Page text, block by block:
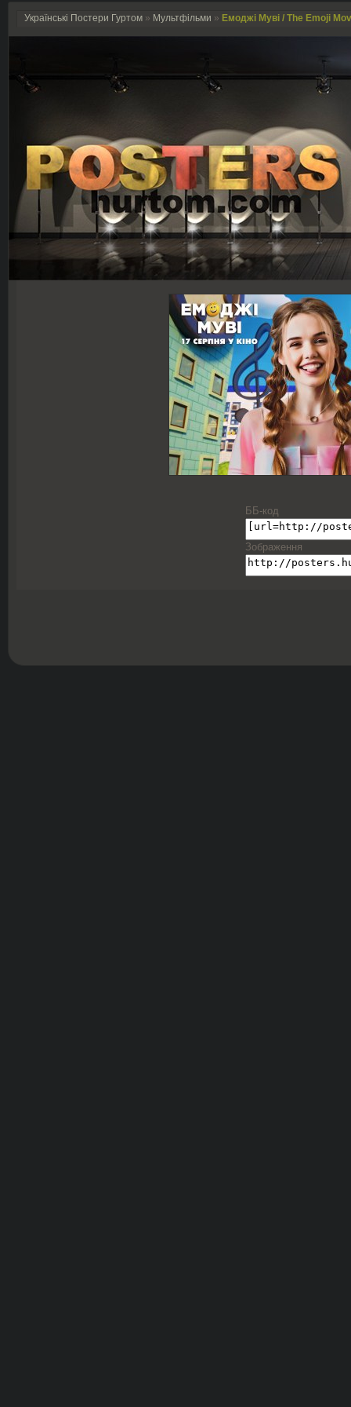
Українські Постери Гуртом » Мультфільми » Емоджі Муві / The Emoji
ББ-код
Зображення